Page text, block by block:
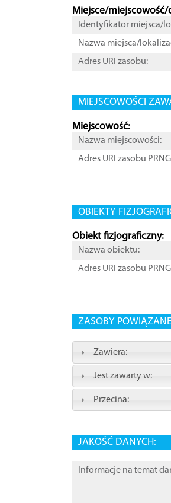
Miejsce/
Identyfikator miejsca/
Nazwa miejsca/
Adres URI zasobu:
MIEJSCOWOŚCI
Miejscowość:
Nazwa miejscowości:
Adres URI zasobu
OBIEKTY
Obiekt fizjograficzny:
Nazwa obiektu:
Adres URI zasobu
ZASOBY
Zawiera:
Jest zawarty w:
Przecina:
JAKOŚĆ DANYCH:
Informacje na temat